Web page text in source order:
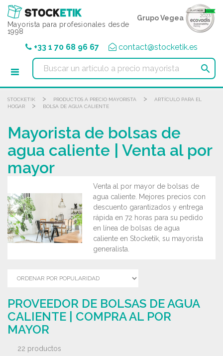
Mayorista para profesionales desde
1998
Grupo Vegea
+33 1 70 68 96 67 contact@stocketik.es

STOCKETIK > PRODUCTOS A PRECIO MAYORISTA >
ARTÍCULO PARA EL
HOGAR
> BOLSA DE AGUA CALIENTE
Mayorista de bolsas de
agua caliente | Venta al por
mayor
Venta al por mayor de bolsas de
agua caliente. Mejores precios con
descuento garantizados y entrega
rápida en 72 horas para su pedido
en línea de bolsas de agua
caliente en Stocketik, su mayorista
generalista.
PROVEEDOR DE BOLSAS DE AGUA
CALIENTE | COMPRA AL POR
MAYOR
22 productos
Panel de gestión de cookies